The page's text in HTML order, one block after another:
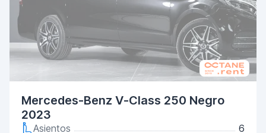
Mercedes-Benz V-Class 250 Negro
2023
Asientos
6